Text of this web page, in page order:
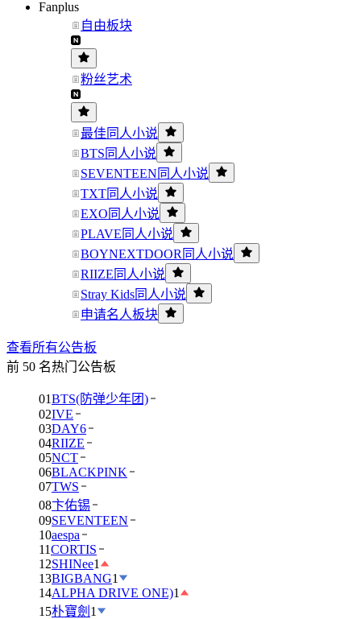
Fanplus
自由板块
粉丝艺术
最佳同人小说
BTS同人小说
SEVENTEEN同人小说
TXT同人小说
EXO同人小说
PLAVE同人小说
BOYNEXTDOOR同人小说
RIIZE同人小说
Stray Kids同人小说
申请名人板块
查看所有公告板
前 50 名热门公告板
01BTS(防弹少年团)
02IVE
03DAY6
04RIIZE
05NCT
06BLACKPINK
07TWS
08卞佑锡
09SEVENTEEN
10aespa
11CORTIS
12SHINee1
13BIGBANG1
14ALPHA DRIVE ONE)1
15朴寶劍 1